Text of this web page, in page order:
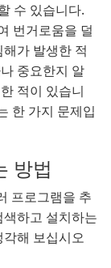
수 있습니다.
번거로움을 덜
가 발생한 적
중요한지 알
적이 있습니
한 가지 문제입
방법
프로그램을 추
하고 설치하는
해 보십시오